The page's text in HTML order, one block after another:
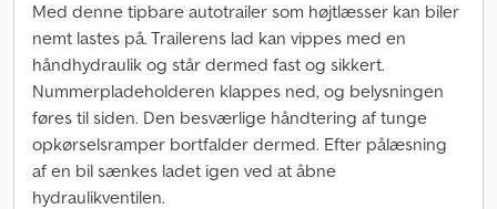
Med denne tipbare autotrailer som højtlæsser kan biler
nemt lastes på. Trailerens lad kan vippes med en
håndhydraulik og står dermed fast og sikkert.
Nummerpladeholderen klappes ned, og belysningen
føres til siden. Den besværlige håndtering af tunge
opkørselsramper bortfalder dermed. Efter pålæsning
af en bil sænkes ladet igen ved at åbne
hydraulikventilen.